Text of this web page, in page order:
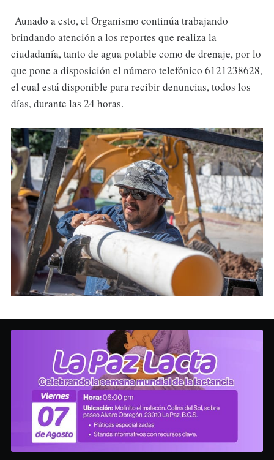
Aunado a esto, el Organismo continúa trabajando
brindando atención a los reportes que realiza la
ciudadanía, tanto de agua potable como de drenaje, por lo
que pone a disposición el número telefónico 6121238628,
el cual está disponible para recibir denuncias, todos los
días, durante las 24 horas.